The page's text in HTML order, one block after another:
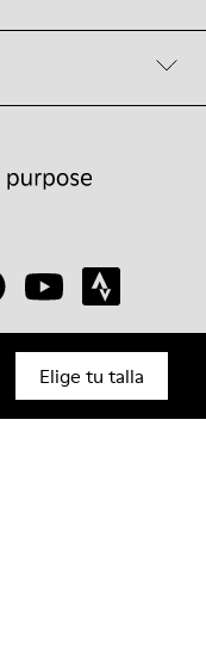
Elige tu talla